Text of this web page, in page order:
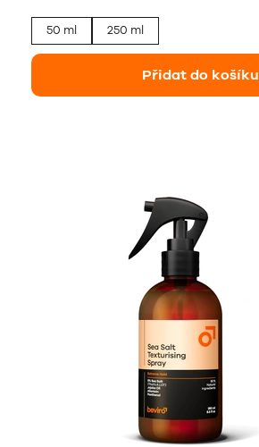
50 ml 250 ml
Přidat do košíku